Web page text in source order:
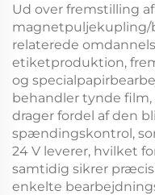
Ud over fremstilling
magnetpuljekupling/
relaterede
etiketproduktion,
og
behandler tynde
drager fordel af den
spændingskontrol,
24 V leverer, hvilket
samtidig sikrer
enkelte